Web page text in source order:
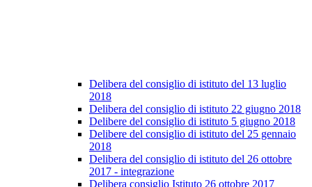
Delibera del consiglio di istituto del 13 luglio
2018
Delibera del consiglio di istituto 22 giugno 2018
Delibere del consiglio di istituto 5 giugno 2018
Delibere del consiglio di istituto del 25 gennaio
2018
Delibera del consiglio di istituto del 26 ottobre
2017 - integrazione
Delibera consiglio Istituto 26 ottobre 2017